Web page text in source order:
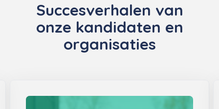
Succesverhalen van
onze kandidaten en
organisaties